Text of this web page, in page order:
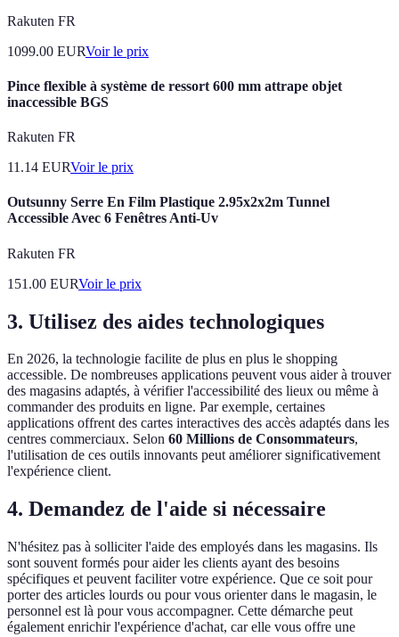
Rakuten FR
1099.00 EURVoir le prix
Pince flexible à système de ressort 600 mm attrape objet
inaccessible BGS
Rakuten FR
11.14 EURVoir le prix
Outsunny Serre En Film Plastique 2.95x2x2m Tunnel
Accessible Avec 6 Fenêtres Anti-Uv
Rakuten FR
151.00 EURVoir le prix
3. Utilisez des aides technologiques
En 2026, la technologie facilite de plus en plus le shopping
accessible. De nombreuses applications peuvent vous aider à trouver
des magasins adaptés, à vérifier l'accessibilité des lieux ou même à
commander des produits en ligne. Par exemple, certaines
applications offrent des cartes interactives des accès adaptés dans les
centres commerciaux. Selon 60 Millions de Consommateurs,
l'utilisation de ces outils innovants peut améliorer significativement
l'expérience client.
4. Demandez de l'aide si nécessaire
N'hésitez pas à solliciter l'aide des employés dans les magasins. Ils
sont souvent formés pour aider les clients ayant des besoins
spécifiques et peuvent faciliter votre expérience. Que ce soit pour
porter des articles lourds ou pour vous orienter dans le magasin, le
personnel est là pour vous accompagner. Cette démarche peut
également enrichir l'expérience d'achat, car elle vous offre une